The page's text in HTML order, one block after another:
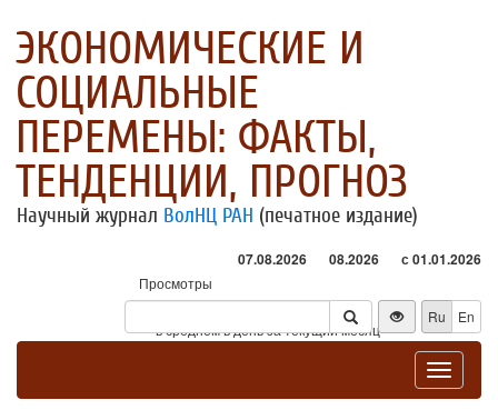
ЭКОНОМИЧЕСКИЕ И
СОЦИАЛЬНЫЕ
ПЕРЕМЕНЫ: ФАКТЫ,
ТЕНДЕНЦИИ, ПРОГНОЗ
Научный журнал ВолНЦ РАН (печатное издание)
07.08.2026 08.2026 с 01.01.2026
Просмотры
Посетители
* - в среднем в день за текущий месяц
Ru En
Toggle